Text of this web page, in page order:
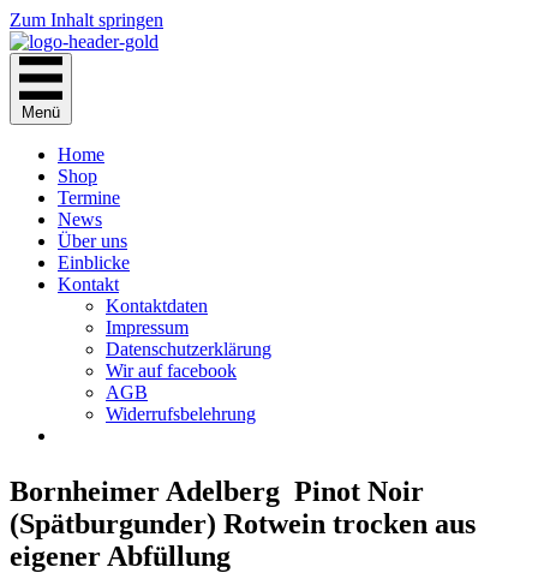
Zum Inhalt springen
Menü
Home
Shop
Termine
News
Über uns
Einblicke
Kontakt
Kontaktdaten
Impressum
Datenschutzerklärung
Wir auf facebook
AGB
Widerrufsbelehrung
Bornheimer Adelberg Pinot Noir
(Spätburgunder) Rotwein trocken aus
eigener Abfüllung